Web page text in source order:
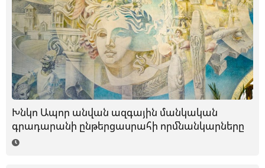
Խնկո Ապոր անվան ազգային մանկական
գրադարանի ընթերցասրահի որմնանկարները